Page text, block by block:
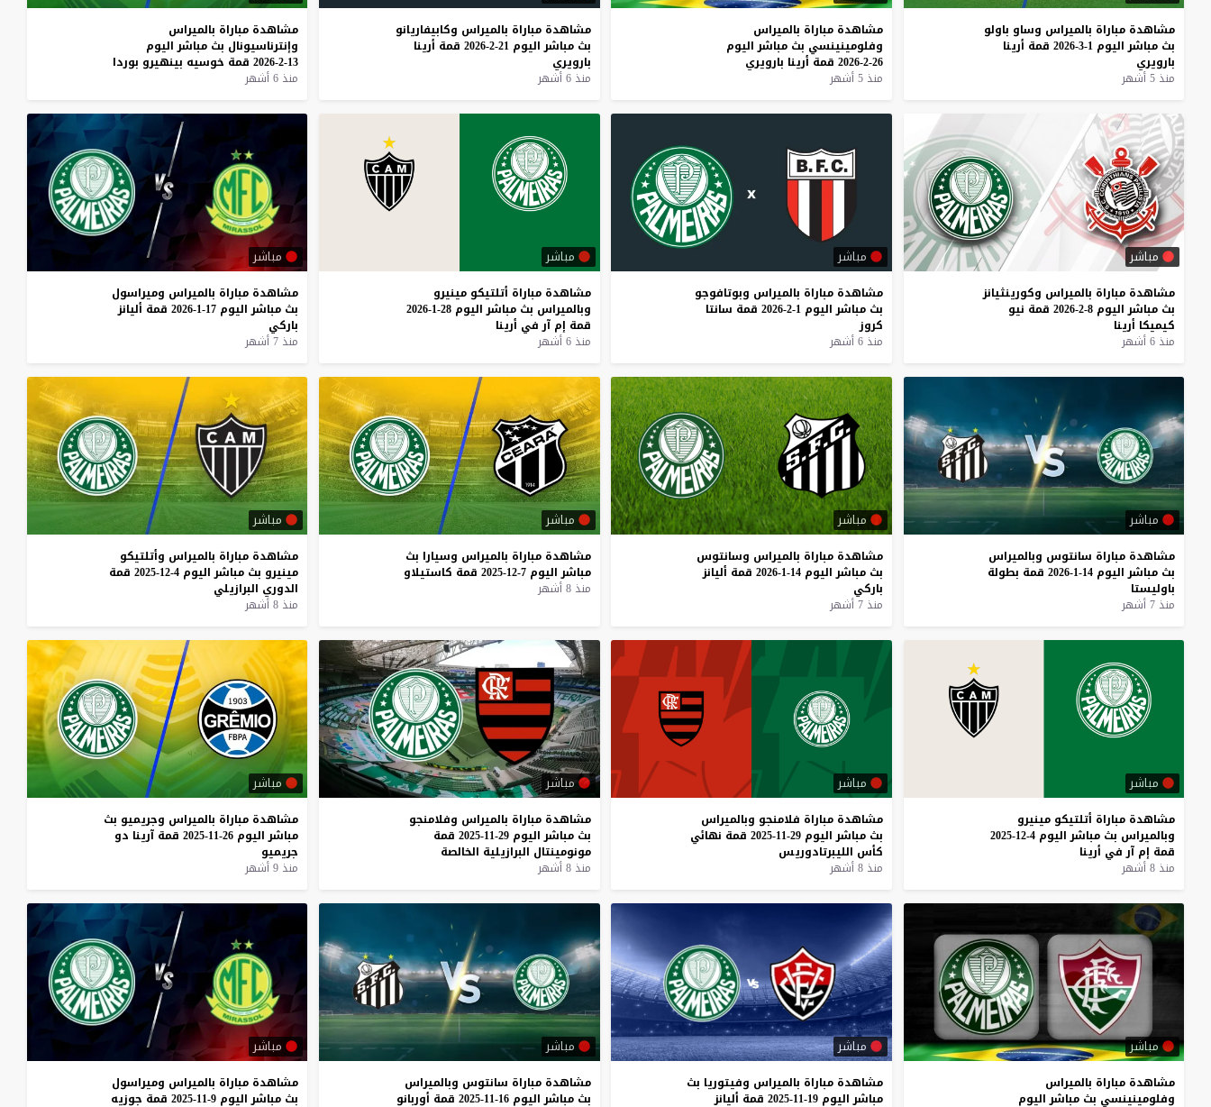
مشاهدة مباراة بالميراس وساو باولو
بث مباشر اليوم 1-3-2026 قمة أرينا
بارويري
منذ 5 أشهر
مشاهدة مباراة بالميراس
وفلومينينسي بث مباشر اليوم
26-2-2026
قمة أرينا بارويري
منذ 5 أشهر
مشاهدة مباراة بالميراس وكابيفاريانو
بث مباشر اليوم 21-2-2026 قمة أرينا
بارويري
منذ 6 أشهر
مشاهدة مباراة بالميراس
وإنترناسيونال بث مباشر اليوم
13-2-2026
قمة خوسيه بينهيرو بوردا
منذ 6 أشهر
مباشر
مشاهدة مباراة بالميراس وكورينثيانز
بث مباشر اليوم 8-2-2026 قمة نيو
كيميكا أرينا
منذ 6 أشهر
مباشر
مشاهدة مباراة بالميراس وبوتافوجو
بث مباشر اليوم 1-2-2026 قمة سانتا
كروز
منذ 6 أشهر
مباشر
مشاهدة مباراة أتلتيكو مينيرو
وبالميراس بث مباشر اليوم 28-1-2026
قمة إم آر في أرينا
منذ 6 أشهر
مباشر
مشاهدة مباراة بالميراس وميراسول
بث مباشر اليوم 17-1-2026 قمة أليانز
باركي
منذ 7 أشهر
مباشر
مشاهدة مباراة سانتوس وبالميراس
بث مباشر اليوم 14-1-2026 قمة بطولة
باوليستا
منذ 7 أشهر
مباشر
مشاهدة مباراة بالميراس وسانتوس
بث مباشر اليوم 14-1-2026 قمة أليانز
باركي
منذ 7 أشهر
مباشر
مشاهدة مباراة بالميراس وسيارا بث
مباشر اليوم 7-12-2025 قمة كاستيلاو
منذ 8 أشهر
مباشر
مشاهدة مباراة بالميراس وأتلتيكو
مينيرو بث مباشر اليوم 4-12-2025
قمة
الدوري البرازيلي
منذ 8 أشهر
مباشر
مشاهدة مباراة أتلتيكو مينيرو
وبالميراس بث مباشر اليوم 4-12-2025
قمة إم آر في أرينا
منذ 8 أشهر
مباشر
مشاهدة مباراة فلامنجو وبالميراس
بث مباشر اليوم 29-11-2025 قمة نهائي
كأس الليبرتادوريس
منذ 8 أشهر
مباشر
مشاهدة مباراة بالميراس وفلامنجو
بث مباشر اليوم 29-11-2025
قمة
مونومينتال البرازيلية الخالصة
منذ 8 أشهر
مباشر
مشاهدة مباراة بالميراس وجريميو بث
مباشر اليوم 26-11-2025 قمة آرينا دو
جريميو
منذ 9 أشهر
مباشر
مشاهدة مباراة بالميراس
وفلومينينسي بث مباشر اليوم
مباشر
مشاهدة مباراة بالميراس وفيتوريا بث
مباشر اليوم 19-11-2025 قمة أليانز
مباشر
مشاهدة مباراة سانتوس وبالميراس
بث مباشر اليوم 16-11-2025 قمة أوربانو
مباشر
مشاهدة مباراة بالميراس وميراسول
بث مباشر اليوم 9-11-2025 قمة جوزيه